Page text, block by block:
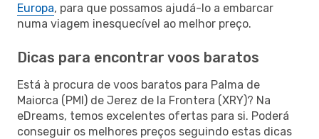
Europa, para que possamos ajudá-lo a embarcar
numa viagem inesquecível ao melhor preço.
Dicas para encontrar voos baratos
Está à procura de voos baratos para Palma de
Maiorca (PMI) de Jerez de la Frontera (XRY)? Na
eDreams, temos excelentes ofertas para si. Poderá
conseguir os melhores preços seguindo estas dicas